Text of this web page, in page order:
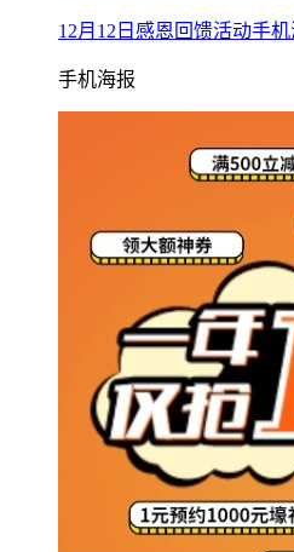
12月12日感恩回馈活动手机
手机海报